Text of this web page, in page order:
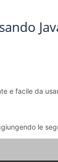
e facile da
le